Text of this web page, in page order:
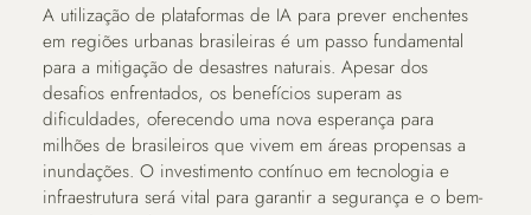
A utilização de plataformas de IA para prever enchentes
em regiões urbanas brasileiras é um passo fundamental
para a mitigação de desastres naturais. Apesar dos
desafios enfrentados, os benefícios superam as
dificuldades, oferecendo uma nova esperança para
milhões de brasileiros que vivem em áreas propensas a
inundações. O investimento contínuo em tecnologia e
infraestrutura será vital para garantir a segurança e o bem-